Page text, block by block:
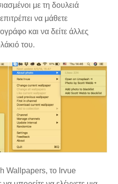
με τη δουλειά
να μάθετε
και να δείτε άλλες
του.
Wallpapers, το Irvue